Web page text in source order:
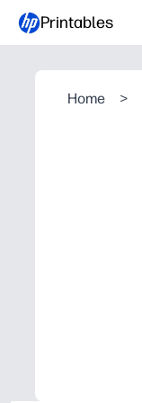
Printables
Home >